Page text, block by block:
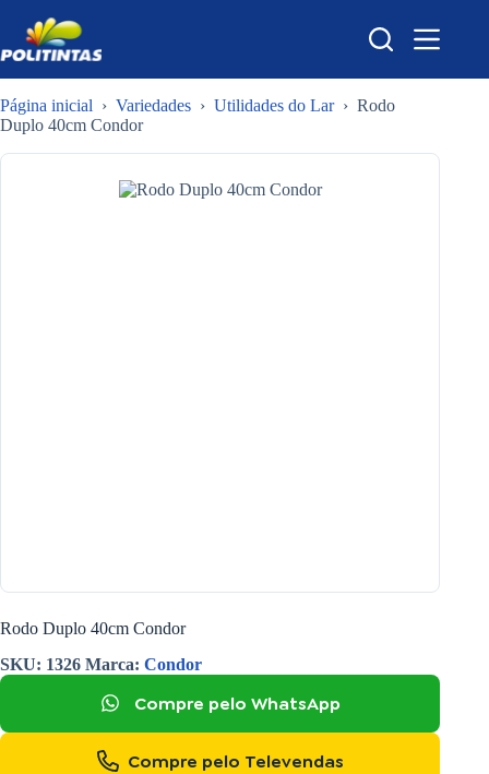
para
o
conteúdo
Página inicial › Variedades › Utilidades do Lar › Rodo
Duplo 40cm Condor
Rodo Duplo 40cm Condor
SKU: 1326 Marca: Condor
Compre pelo WhatsApp
Compre pelo Televendas